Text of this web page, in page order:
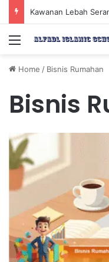
Menu
Home / Bisnis Rumahan
Bisnis